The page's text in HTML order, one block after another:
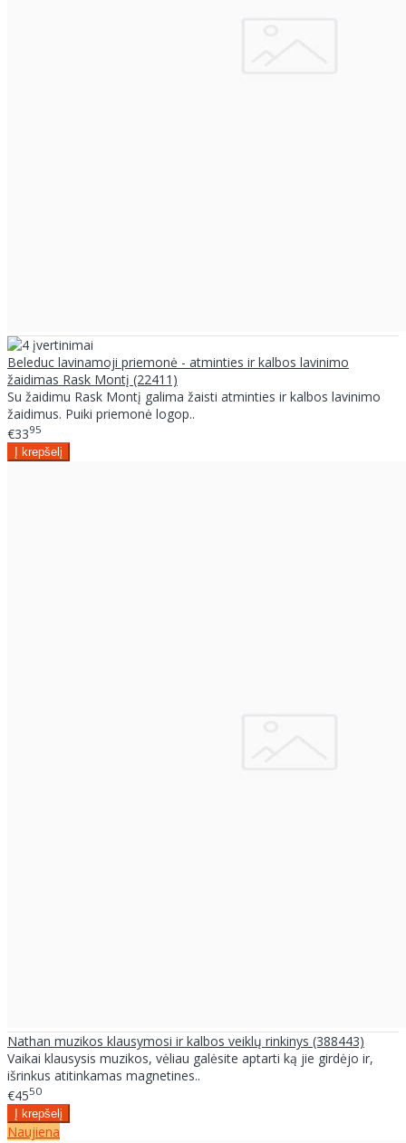
Beleduc lavinamoji priemonė - atminties ir kalbos lavinimo
žaidimas Rask Montį (22411)
Su žaidimu Rask Montį galima žaisti atminties ir kalbos lavinimo
žaidimus. Puiki priemonė logop..
€3395
Nathan muzikos klausymosi ir kalbos veiklų rinkinys (388443)
Vaikai klausysis muzikos, vėliau galėsite aptarti ką jie girdėjo ir,
išrinkus atitinkamas magnetines..
€4550
Naujiena